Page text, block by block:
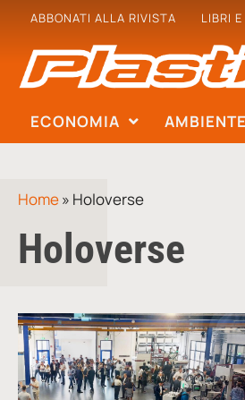
ABBONATI ALLA RIVISTA LIBRI
ECONOMIA AMBIENTE
Home» Holoverse
Holoverse